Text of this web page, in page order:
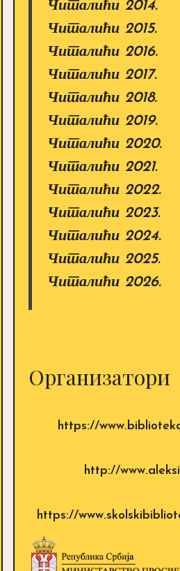
Читалићи 2014.
Читалићи 2015.
Читалићи 2016.
Читалићи 2017.
Читалићи 2018.
Читалићи 2019.
Читалићи 2020.
Читалићи 2021.
Читалићи 2022.
Читалићи 2023.
Читалићи 2024.
Читалићи 2025.
Читалићи 2026.
Организатори
https://
http://
https://